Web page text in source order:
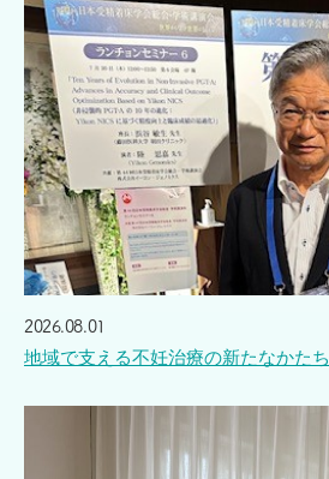
2026.08.01
地域で支える不妊治療の新たなかたち